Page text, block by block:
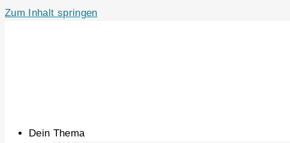
Zum Inhalt springen
Dein Thema